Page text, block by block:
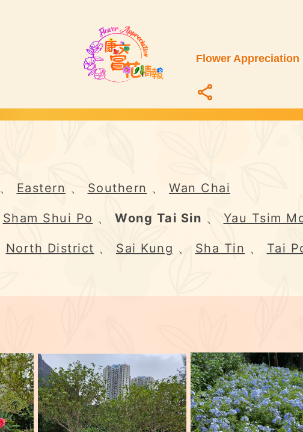
Flower Appreciation
、 Eastern 、 Southern 、 Wan Chai
Sham Shui Po 、 Wong Tai Sin 、 Yau Tsim
North District 、 Sai Kung 、 Sha Tin 、 Tai